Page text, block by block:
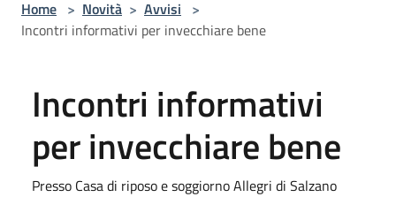
Home > Novità > Avvisi >
Incontri informativi per invecchiare bene
Incontri informativi
per invecchiare bene
Presso Casa di riposo e soggiorno Allegri di Salzano